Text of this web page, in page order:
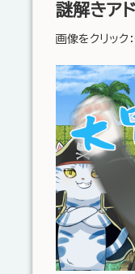
謎解きア
画像をクリック：